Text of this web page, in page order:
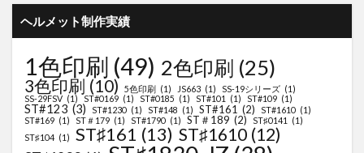
ヘルメット制作実績
1色印刷 (49) 2色印刷 (25)
3色印刷 (10) 5色印刷 (1) JS663 (1) SS-19シリーズ (1)
SS-29FSV (1) ST#0169 (1) ST#0185 (1) ST#101 (1) ST#109 (1)
ST#123 (3) ST#1230 (1) ST#148 (1) ST#161 (2) ST#1610 (1)
ST#169 (1) ST＃179 (1) ST#1790 (1) ST＃189 (2) ST♯0141
(1)
ST♯104 (1) ST♯161 (13) ST♯1610 (12)